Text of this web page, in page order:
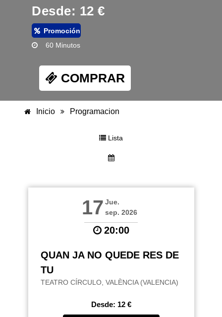
Desde: 12 €
Promoción
60 Minutos
COMPRAR
Inicio Programacion
Lista
17 Jue.
sep. 2026
20:00
QUAN JA NO QUEDE RES DE
TU
TEATRO CÍRCULO, VALÈNCIA (VALENCIA)
Desde: 12 €